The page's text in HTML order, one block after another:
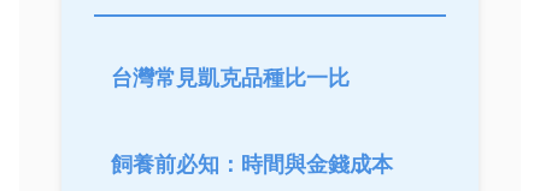
台灣常見凱克品種比一比
飼養前必知：時間與金錢成本